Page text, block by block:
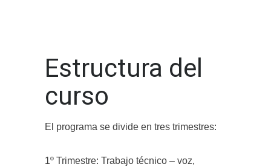
Estructura del
curso
El programa se divide en tres trimestres:
1º Trimestre: Trabajo técnico – voz,